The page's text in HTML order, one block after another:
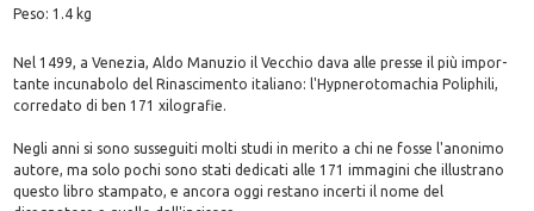
Peso: 1.4 kg
Nel 1499, a Venezia, Aldo Manuzio il Vecchio dava alle presse il più impor-
tante incunabolo del Rinascimento italiano: l'Hypnerotomachia Poliphili,
corredato di ben 171 xilografie.
Negli anni si sono susseguiti molti studi in merito a chi ne fosse l'anonimo
autore, ma solo pochi sono stati dedicati alle 171 immagini che illustrano
questo libro stampato, e ancora oggi restano incerti il nome del